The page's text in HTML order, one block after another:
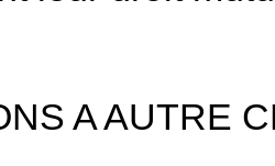
A AUTRE